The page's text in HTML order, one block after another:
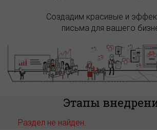
Создадим красивые и
письма для вашего
Этапы
Раздел не найден.